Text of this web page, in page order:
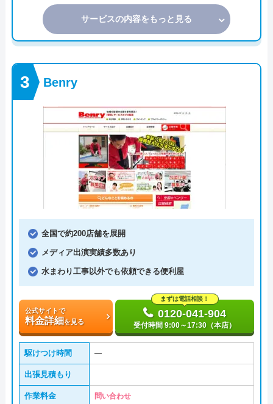
サービスの内容をもっと見る
Benry
全国で約200店舗を展開
メディア出演実績多数あり
水まわり工事以外でも依頼できる便利屋
公式サイトで
料金詳細を見る
まずは電話相談！
0120-041-904
受付時間 9:00～17:30（本店）
駆けつけ時間 ―
出張見積もり
作業料金 問い合わせ